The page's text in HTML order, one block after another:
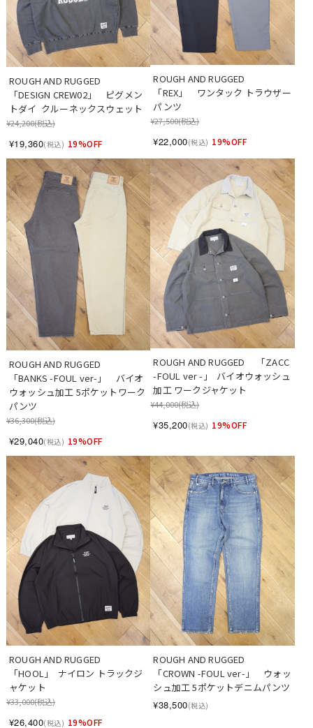
ROUGH AND RUGGED
「DESIGN CREW02」　ピグメン
トダイ  クルーネックスウェット
¥24,200(税込)
¥19,360(税込) 19%OFF
ROUGH AND RUGGED
「REX」　ワンタック トラウザー
パンツ
¥27,500(税込)
¥22,000(税込) 19%OFF
ROUGH AND RUGGED
「BANKS -FOUL ver-」　バイオ
ウォッシュ加工 5ポケットワーク
パンツ
¥36,300(税込)
¥29,040(税込) 19%OFF
ROUGH AND RUGGED 　「ZACC
-FOUL ver -」  バイオウォッシュ
加工 ワークジャケット
¥44,000(税込)
¥35,200(税込) 19%OFF
ROUGH AND RUGGED
「HOOL」  ナイロン トラックジ
ャケット
¥33,000(税込)
¥26,400(税込) 19%OFF
ROUGH AND RUGGED
「CROWN -FOUL ver-」　ウォッ
シュ加工 5ポケットデニムパンツ
¥38,500(税込)